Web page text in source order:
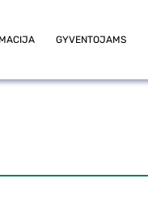
GYVENTOJAMS